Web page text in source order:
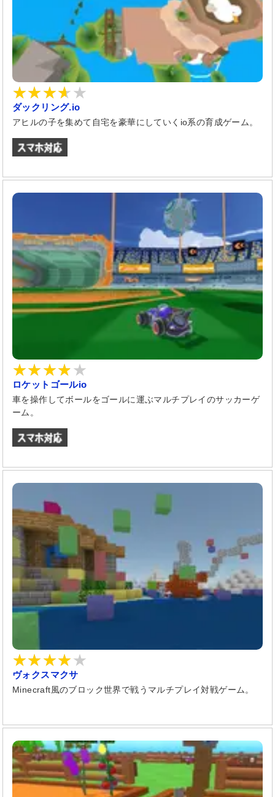
ダックリング.io
アヒルの子を集めて自宅を豪華にしていくio系の育成ゲーム。
ロケットゴールio
車を操作してボールをゴールに運ぶマルチプレイのサッカーゲ
ーム。
ヴォクスマクサ
Minecraft風のブロック世界で戦うマルチプレイ対戦ゲーム。